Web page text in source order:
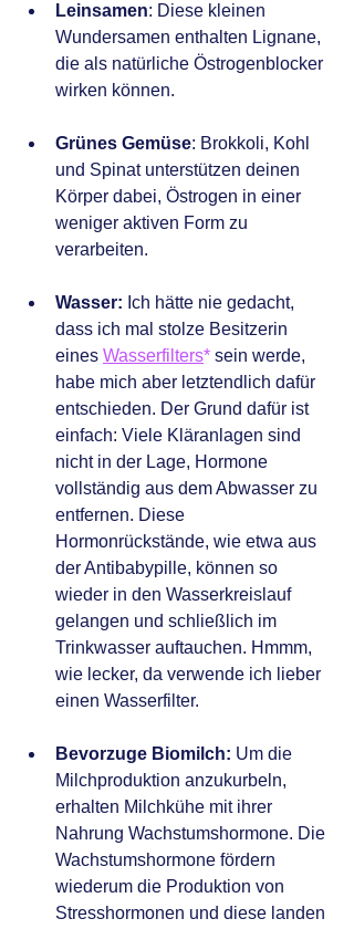
Leinsamen: Diese kleinen
Wundersamen enthalten Lignane,
die als natürliche Östrogenblocker
wirken können.
Grünes Gemüse: Brokkoli, Kohl
und Spinat unterstützen deinen
Körper dabei, Östrogen in einer
weniger aktiven Form zu
verarbeiten.
Wasser: Ich hätte nie gedacht,
dass ich mal stolze Besitzerin
eines Wasserfilters* sein werde,
habe mich aber letztendlich dafür
entschieden. Der Grund dafür ist
einfach: Viele Kläranlagen sind
nicht in der Lage, Hormone
vollständig aus dem Abwasser zu
entfernen. Diese
Hormonrückstände, wie etwa aus
der Antibabypille, können so
wieder in den Wasserkreislauf
gelangen und schließlich im
Trinkwasser auftauchen. Hmmm,
wie lecker, da verwende ich lieber
einen Wasserfilter.
Bevorzuge Biomilch: Um die
Milchproduktion anzukurbeln,
erhalten Milchkühe mit ihrer
Nahrung Wachstumshormone. Die
Wachstumshormone fördern
wiederum die Produktion von
Stresshormonen und diese landen